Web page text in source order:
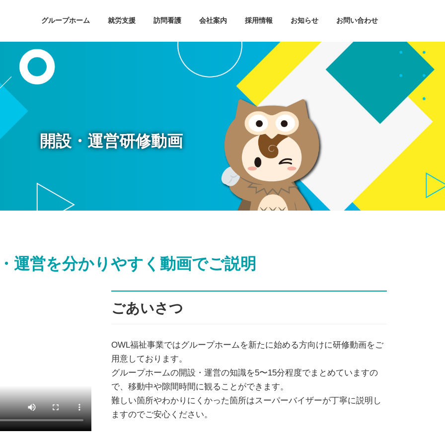
グループホーム 就労支援 訪問看護 会社案内 採用情報 お知らせ お問い合わせ
開設・運営研修動画
運営を分かりやすく 動画でご説明
ごあいさつ
OWL福祉事業ではグループホームを新たに始める方向けに研修動画をご
用意しております。
グループホームの開設・運営の知識を5〜15分程度でまとめていますの
で、移動中や隙間時間に観ることができます。
難しい箇所やわかりにくかった箇所はスーパーバイザーが丁寧に説明し
ますのでご安心ください。